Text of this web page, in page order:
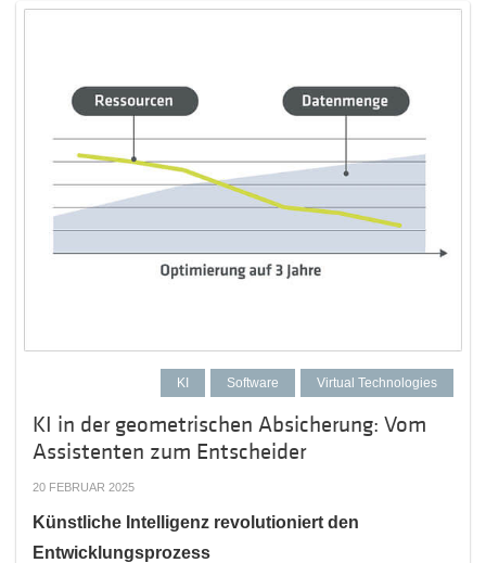
KI Software Virtual Technologies
KI in der geometrischen Absicherung: Vom
Assistenten zum Entscheider
20 FEBRUAR 2025
Künstliche Intelligenz revolutioniert den
Entwicklungsprozess